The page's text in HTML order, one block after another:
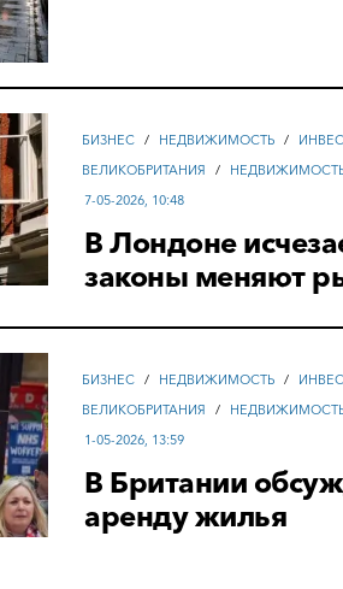
БИЗНЕС / НЕДВИЖИМОСТЬ /
ВЕЛИКОБРИТАНИЯ
/
7-05-2026, 10:48
В Лондоне
законы меняют
БИЗНЕС / НЕДВИЖИМОСТЬ /
ВЕЛИКОБРИТАНИЯ
/
1-05-2026, 13:59
В Британии
аренду жилья